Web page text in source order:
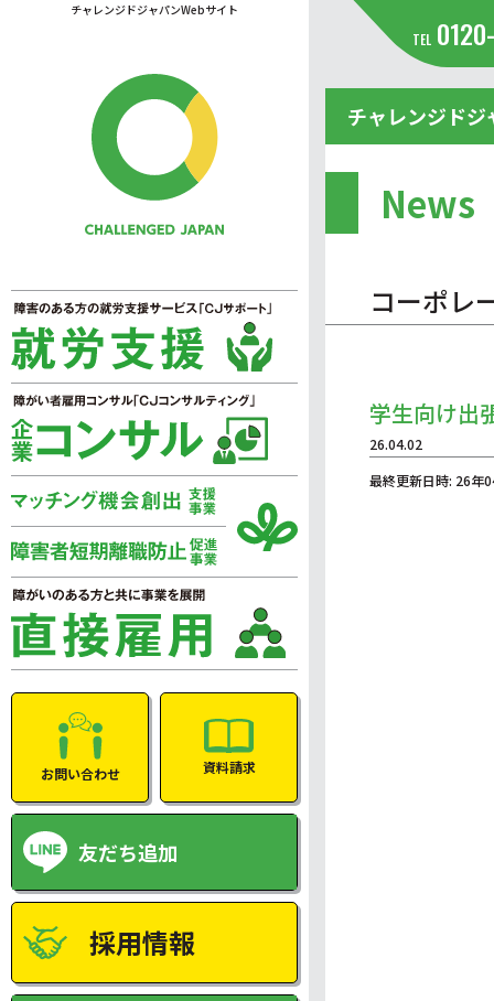
チャレンジドジャパンWebサイト
お問い合わせ 資料請求
友だち追加
採用情報
TEL
チャレンジドジ
News
コーポレ
学生向け出
26.04.02
最終更新日時: 26年